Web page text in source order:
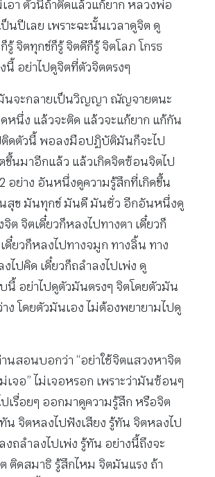
อา ตัวนี้ถ้าติดแล้วแก้ยาก หลวงพ่อ
ป็นปีเลย เพราะฉะนั้นเวลาดูจิต ดู
รู้ จิตทุกข์ก็รู้ จิตดีก็รู้ จิตโลภ โกรธ
นี้ อย่าไปดูจิตที่ตัวจิตตรงๆ
นจะกลายเป็นวิญญา ณัญจายตนะ
หนึ่ง แล้วจะติด แล้วจะแก้ยาก แก้กัน
ติดตัวนี้ พอลงมือปฏิบัติมันก็จะไป
ขึ้นมาอีกแล้ว แล้วเกิดจิตซ้อนจิตไป
อย่าง อันหนึ่งดูความรู้สึกที่เกิดขึ้น
สุข มันทุกข์ มันดี มันชั่ว อีกอันหนึ่งดู
ต จิตเดี๋ยวก็หลงไปทางตา เดี๋ยวก็
ดี๋ยวก็หลงไปทางจมูก ทางลิ้น ทาง
ไปคิด เดี๋ยวก็ถลำลงไปเพ่ง ดู
นี้ อย่าไปดูตัวมันตรงๆ จิตโดยตัวมัน
ง โดยตัวมันเอง ไม่ต้องพยายามไปดู
นสอนบอกว่า “อย่าใช้จิตแสวงหาจิต
จอ” ไม่เจอหรอก เพราะว่ามันซ้อนๆ
ปเรื่อยๆ ออกมาดูความรู้สึก หรือจิต
น จิตหลงไปฟังเสียง รู้ทัน จิตหลงไป
ถลำลงไปเพ่ง รู้ทัน อย่างนี้ถึงจะ
ต ติดสมาธิ รู้สึกไหม จิตมันแรง ถ้า